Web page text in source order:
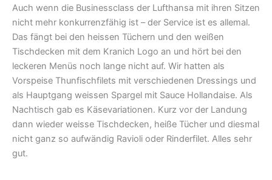
Auch wenn die Businessclass der Lufthansa mit ihren Sitzen
nicht mehr konkurrenzfähig ist – der Service ist es allemal.
Das fängt bei den heissen Tüchern und den weißen
Tischdecken mit dem Kranich Logo an und hört bei den
leckeren Menüs noch lange nicht auf. Wir hatten als
Vorspeise Thunfischfilets mit verschiedenen Dressings und
als Hauptgang weissen Spargel mit Sauce Hollandaise. Als
Nachtisch gab es Käsevariationen. Kurz vor der Landung
dann wieder weisse Tischdecken, heiße Tücher und diesmal
nicht ganz so aufwändig Ravioli oder Rinderfilet. Alles sehr
gut.